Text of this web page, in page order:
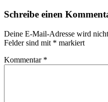
Schreibe einen
Deine E-Mail-Adresse wird
Felder sind mit * markiert
Kommentar *